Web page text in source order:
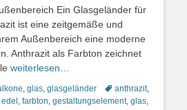
Ein Glasgeländer für
ist eine zeitgemäße und
Außenbereich eine moderne
Anthrazit als Farbton zeichnet
weiterlesen…
, glas, glasgeländer Schlagworte
anthrazit,
edel, farbton, gestaltungselement, glas,